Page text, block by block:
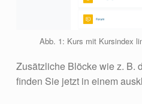
Abb. 1: Kurs mit Kursindex
Zusätzliche Blöcke wie z. B.
finden Sie jetzt in einem